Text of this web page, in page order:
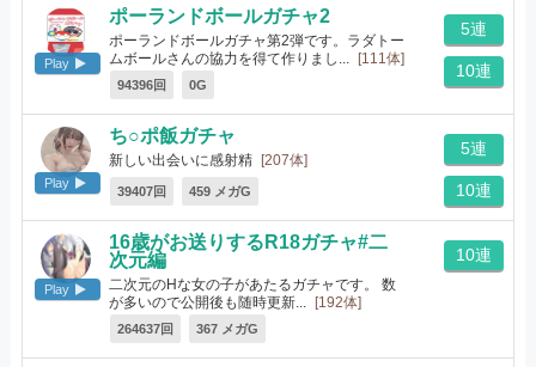
Play
ポーランドボールガチャ2
ポーランドボールガチャ第2弾です。ラダトー
ムボールさんの協力を得て作りまし...
[111体]
94396回 0G
5連
10連
Play
ち○ポ飯ガチャ
新しい出会いに感射精 [207体]
39407回 459 メガG
5連
10連
Play
16歳がお送りするR18ガチャ#二
次元編
二次元のHな女の子があたるガチャです。 数
が多いので公開後も随時更新...
[192体]
264637回 367 メガG
10連